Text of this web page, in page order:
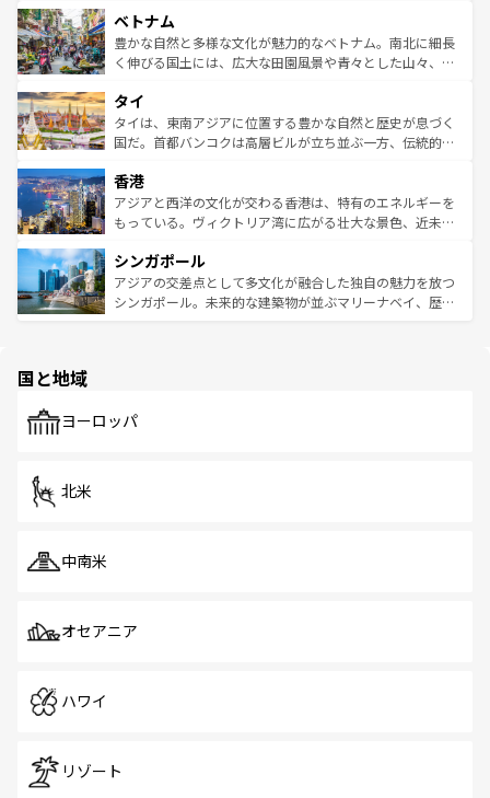
参照してほしい。
容にもいいと評判のスイーツなど、バラエティ豊かな料理
が味わえる。 なお、新着の台湾情報は コンテンツ一覧を参
照してほしい。
き、地方に足を延ばせば四季折々の自然美を楽しむことが
できる。そして、キムチや焼肉、絶品のストリートフード
まで、さまざまな韓国料理が待っている。夜には、韓国な
リティに包まれながら、韓国の多彩な魅力を心ゆくまで味
わってみてほしい。 なお、新着の韓国情報はコンテンツ一
覧を参照してほしい。
ベトナム
豊かな自然と多様な文化が魅力的なベトナム。南北に細長
く伸びる国土には、広大な田園風景や青々とした山々、世
急速な発展と共に伝統が息づく。ハノイの古い町並みやホ
ーチミン市のフランス統治時代の建物も、独特の雰囲気を
醸し出している。また、バラエティの豊かさとおいしさで
とつ。フォーやバインミー、ベトナムコーヒーなどは、ぜ
ひ現地で味わいたい。どの地域を訪れてもあたたかい人々
が旅行者を迎えてくれるので、きっと忘れられない旅にな
参照してほしい。
タイ
タイは、東南アジアに位置する豊かな自然と歴史が息づく
国だ。首都バンコクは高層ビルが立ち並ぶ一方、伝統的な
の活気が交差している。北部ではチェンマイなどの山岳地
帯で自然と触れ合い、南部ではプーケットやクラビの美し
いビーチでリゾート気分を楽しむことができる。タイ料理
激する。気候は一年中温暖で、どの季節にも異なる楽しみ
が待っている。親しみやすいタイの人々、仏教を中心とし
た文化、そして多様な観光資源が、訪れる旅人を魅了し続
香港
アジアと西洋の文化が交わる香港は、特有のエネルギーを
もっている。ヴィクトリア湾に広がる壮大な景色、近未来
み、どこを訪れても感動するはず。観光スポットが密集し
ており、効率よく見どころを回れるのも魅力。息をのむよ
うな絶景から文化的な体験まで、香港を存分に楽しみ尽く
シンガポール
アジアの交差点として多文化が融合した独自の魅力を放つ
シンガポール。未来的な建築物が並ぶマリーナベイ、歴史
で、ホーカーズは地元の風情を楽しめる外せないスポット
国と地域
ヨーロッパ
北米
中南米
オセアニア
ハワイ
リゾート